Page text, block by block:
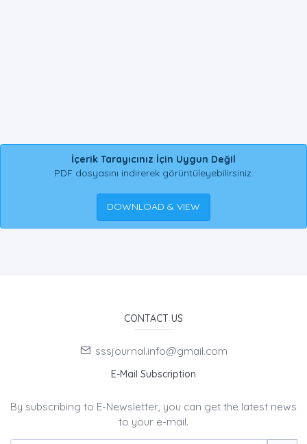
İçerik Tarayıcınız İçin Uygun Değil
PDF dosyasını indirerek görüntüleyebilirsiniz.
DOWNLOAD & VIEW
CONTACT US
sssjournal.info@gmail.com
E-Mail Subscription
By subscribing to E-Newsletter, you can get the latest news
to your e-mail.